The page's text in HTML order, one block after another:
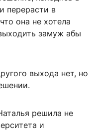
перерасти в
она не хотела
замуж абы
выхода нет, но
решила не
и